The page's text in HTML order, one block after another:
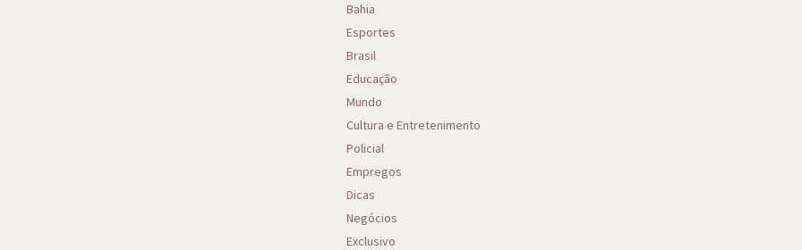
Bahia
Esportes
Brasil
Educação
Mundo
Cultura e Entretenimento
Policial
Empregos
Dicas
Negócios
Exclusivo